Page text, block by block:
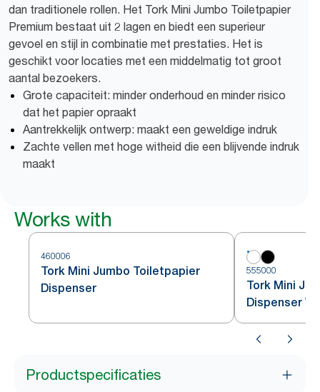
dan traditionele rollen. Het Tork Mini Jumbo Toiletpapier
Premium bestaat uit 2 lagen en biedt een superieur
gevoel en stijl in combinatie met prestaties. Het is
geschikt voor locaties met een middelmatig tot groot
aantal bezoekers.
Grote capaciteit: minder onderhoud en minder risico
dat het papier opraakt
Aantrekkelijk ontwerp: maakt een geweldige indruk
Zachte vellen met hoge witheid die een blijvende indruk
maakt
Works with
460006
Tork Mini Jumbo Toiletpapier
Dispenser
555000
Tork Mini
Dispenser
Productspecificaties